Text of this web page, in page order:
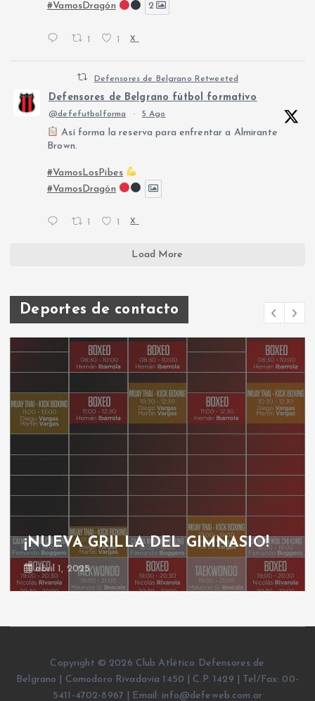
#VamosDragón
2
1 1 X
Defensores de Belgrano Retweeted
Defensores de Belgrano fútbol formativo
@defefutbolforma · 5 Ago
Así forma la reserva para enfrentar a Almirante
Brown.
#VamosLosPibes
#VamosDragón
X
Load More
Deportes de contacto
¡NUEVA GRILLA DEL GIMNASIO!
abril 1, 2025
Copyright © 2026 Club Atlético Defensores de
Belgrano | Comodoro Rivadavia 1450 | C.P. 1429 | Tel/Fax: 00-
5411-4702-8967 | Email: info@defeweb.com.ar